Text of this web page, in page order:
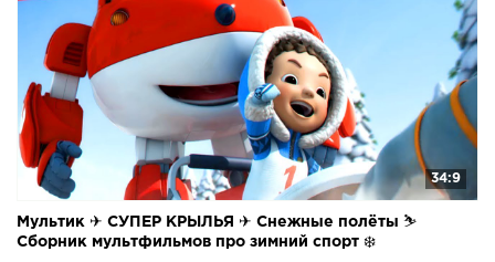
34:9
Мультик ✈ СУПЕР КРЫЛЬЯ ✈ Снежные полёты ⛷️
Сборник мультфильмов про зимний спорт ❄️